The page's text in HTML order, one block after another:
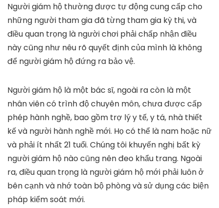
Người giám hộ thường được tự động cung cấp cho
những người tham gia đã từng tham gia kỳ thi, và
điều quan trọng là người chơi phải chấp nhận điều
này cũng như nêu rõ quyết định của mình là không
để người giám hộ đứng ra bảo vệ.
Người giám hộ là một bác sĩ, ngoài ra còn là một
nhân viên có trình độ chuyên môn, chưa được cấp
phép hành nghề, bao gồm trợ lý y tế, y tá, nhà thiết
kế và người hành nghề mới. Họ có thể là nam hoặc nữ
và phải ít nhất 21 tuổi. Chúng tôi khuyến nghị bất kỳ
người giám hộ nào cũng nên đeo khẩu trang. Ngoài
ra, điều quan trọng là người giám hộ mới phải luôn ở
bên cạnh và nhớ toàn bộ phòng và sử dụng các biện
pháp kiểm soát mới.